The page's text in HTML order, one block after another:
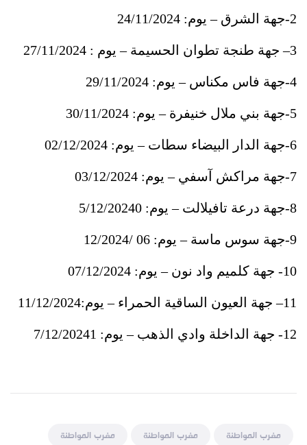
2- جهة الشرق – يوم: 24/11/2024
3– جهة طنجة تطوان الحسيمة– يوم : 27/11/2024
4- جهة فاس مكناس– يوم: 29/11/2024
5- جهة بني ملال خنيفرة– يوم: 30/11/2024
6- جهة الدار البيضاء سطات– يوم: 02/12/2024
7- جهة مراكش آسفي – يوم: 03/12/2024
8- جهة درعة تافيلالت – يوم: 0 5/12/2024
9- جهة سوس ماسة– يوم: 06 /12/2024
10- جهة كلميم واد نون – يوم: 07/12/2024
11– جهة العيون الساقية الحمراء – يوم:11/12/2024
12- جهة الداخلة وادي الذهب – يوم: 1 7/12/2024
مغرب المواطنة مغرب المواطنة
مغرب المواطنة